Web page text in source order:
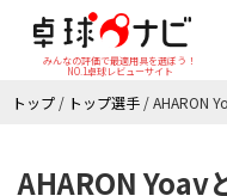
みんなの評価で最適用具を選ぼう！
NO.1卓球レビューサイト
トップ / トップ選手 /AHARON
AHARON Yoav